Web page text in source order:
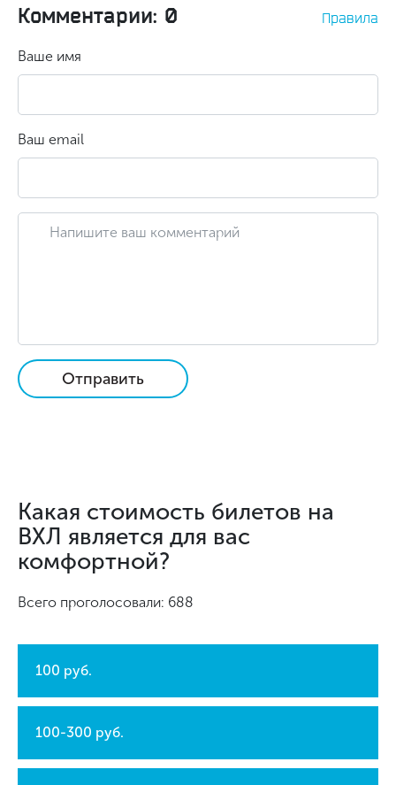
Комментарии: 0 Правила
Ваше имя
Ваш email
Отправить
Какая стоимость билетов на
ВХЛ является для вас
комфортной?
Всего проголосовали: 688
100 руб.
100-300 руб.